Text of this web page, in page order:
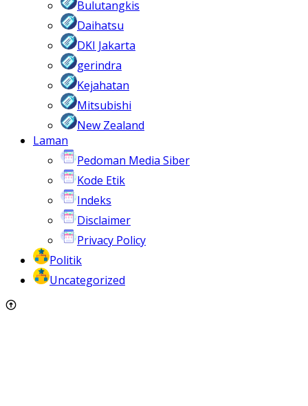
Bulutangkis
Daihatsu
DKI Jakarta
gerindra
Kejahatan
Mitsubishi
New Zealand
Laman
Pedoman Media Siber
Kode Etik
Indeks
Disclaimer
Privacy Policy
Politik
Uncategorized